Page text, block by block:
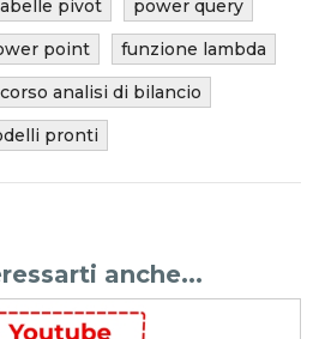
pivot
power query
point
funzione lambda
corso analisi di bilancio
pronti
anche...